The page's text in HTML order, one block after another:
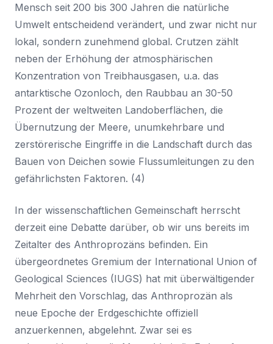
Mensch seit 200 bis 300 Jahren die natürliche
Umwelt entscheidend verändert, und zwar nicht nur
lokal, sondern zunehmend global. Crutzen zählt
neben der Erhöhung der atmosphärischen
Konzentration von Treibhausgasen, u.a. das
antarktische Ozonloch, den Raubbau an 30-50
Prozent der weltweiten Landoberflächen, die
Übernutzung der Meere, unumkehrbare und
zerstörerische Eingriffe in die Landschaft durch das
Bauen von Deichen sowie Flussumleitungen zu den
gefährlichsten Faktoren. (4)
In der wissenschaftlichen Gemeinschaft herrscht
derzeit eine Debatte darüber, ob wir uns bereits im
Zeitalter des Anthroprozäns befinden. Ein
übergeordnetes Gremium der International Union of
Geological Sciences (IUGS) hat mit überwältigender
Mehrheit den Vorschlag, das Anthroprozän als
neue Epoche der Erdgeschichte offiziell
anzuerkennen, abgelehnt. Zwar sei es